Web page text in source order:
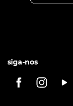
siga-nos